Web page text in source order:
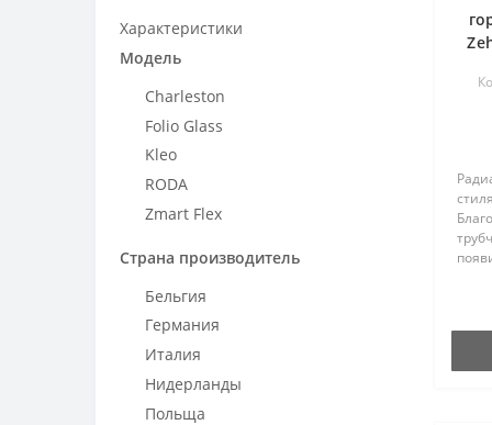
Характеристики
Модель
Charleston
Folio Glass
Kleo
RODA
Zmart Flex
Страна производитель
Бельгия
Германия
Италия
Нидерланды
Польща